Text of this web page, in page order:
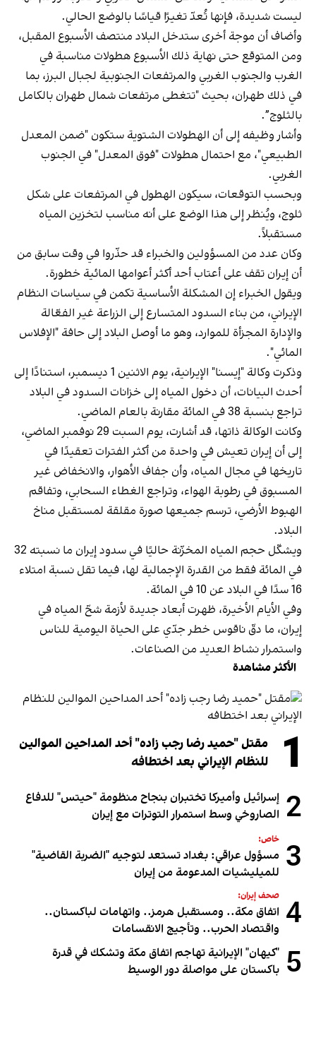
ليست شديدة، فإنها تُعدّ تغيرًا قياسًا بالوضع الحالي.
وأضاف أن موجة أخرى ستدخل البلاد منتصف الأسبوع المقبل،
ومن المتوقع حتى نهاية ذلك الأسبوع هطولات مناسبة في
الغرب والجنوب الغربي والمرتفعات الجنوبية لجبال البرز، بما
في ذلك طهران، بحيث "تتغطى مرتفعات شمال طهران بالكامل
بالثلوج”.
وأشار وظيفه إلى أن الهطولات الشتوية ستكون "ضمن المعدل
الطبيعي"، مع احتمال هطولات "فوق المعدل" في الجنوب
الغربي.
وبحسب التوقعات، سيكون الهطول في المرتفعات على شكل
ثلوج، ويُنظر إلى هذا الوضع على أنه مناسب لتخزين المياه
مستقبلاً.
وكان عدد من المسؤولين والخبراء قد حذّروا في وقت سابق من
أن إيران تقف على أعتاب أحد أكثر أعوامها المائية خطورة.
ويقول الخبراء إن المشكلة الأساسية تكمن في سياسات النظام
الإيراني، من بناء السدود المتسارع إلى الزراعة غير الفعّالة
والإدارة المجزأة للموارد، وهو ما أوصل البلاد إلى حافة "الإفلاس
المائي".
وذكرت وكالة "إيسنا" الإيرانية، يوم الاثنين 1 ديسمبر، استنادًا إلى
أحدث البيانات، أن دخول المياه إلى خزانات السدود في البلاد
تراجع بنسبة 38 في المائة مقارنة بالعام الماضي.
وكانت الوكالة ذاتها، قد أشارت، يوم السبت 29 نوفمبر الماضي،
إلى أن إيران تعيش في واحدة من أكثر الفترات تعقيدًا في
تاريخها في مجال المياه، وأن جفاف الأهوار، والانخفاض غير
المسبوق في رطوبة الهواء، وتراجع الغطاء السحابي، وتفاقم
الهبوط الأرضي، ترسم جميعها صورة مقلقة لمستقبل مناخ
البلاد.
ويشكّل حجم المياه المخزّنة حاليًا في سدود إيران ما نسبته 32
في المائة فقط من القدرة الإجمالية لها، فيما تقل نسبة امتلاء
16 سدًا في البلاد عن 10 في المائة.
وفي الأيام الأخيرة، ظهرت أبعاد جديدة لأزمة شحّ المياه في
إيران، ما دقّ ناقوس خطر جدّي على الحياة اليومية للناس
واستمرار نشاط العديد من الصناعات.
الأكثر مشاهدة
1
مقتل "حميد رضا رجب زاده" أحد المداحين الموالين
للنظام الإيراني بعد اختطافه
2 إسرائيل وأميركا تختبران بنجاح منظومة "حيتس" للدفاع
الصاروخي وسط استمرار التوترات مع إيران
3 خاص:
مسؤول عراقي: بغداد تستعد لتوجيه "الضربة القاضية"
للميليشيات المدعومة من إيران
4 صحف إيران:
اتفاق مكة.. ومستقبل هرمز.. واتهامات لباكستان..
واقتصاد الحرب.. وتأجيج الانقسامات
5 "كيهان" الإيرانية تهاجم اتفاق مكة وتشكك في قدرة
باكستان على مواصلة دور الوسيط